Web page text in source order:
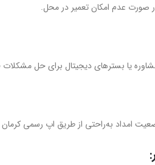
صورت عدم امکان تعمیر در محل.
یا بسترهای دیجیتال برای حل مشکلات
امداد به‌راحتی از طریق اپ رسمی کرمان